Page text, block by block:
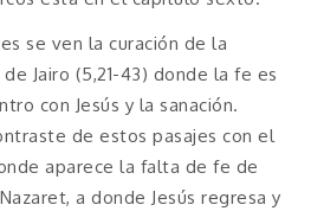
se ven la curación de la
Jairo (5,21-43) donde la fe es
con Jesús y la sanación.
de estos pasajes con el
aparece la falta de fe de
a donde Jesús regresa y